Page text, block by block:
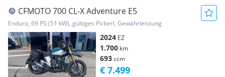
CFMOTO 700 CL-X Adventure E5
Enduro, 69 PS (51 kW), gültiges Pickerl, Gewährleistung
2024 EZ
1.700 km
693ccm
€ 7.499